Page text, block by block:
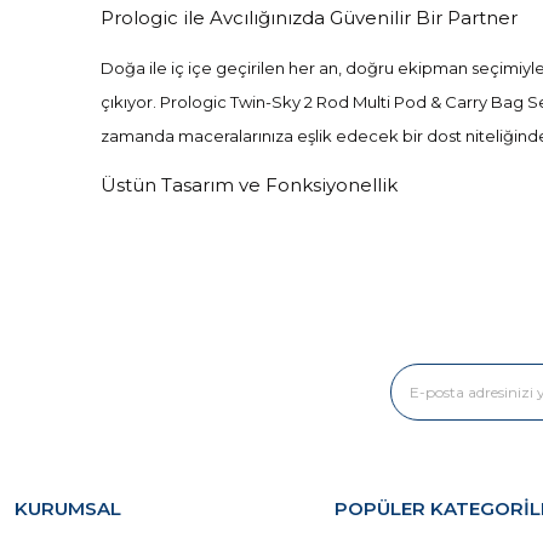
Prologic ile Avcılığınızda Güvenilir Bir Partner
Doğa ile iç içe geçirilen her an, doğru ekipman seçimiyle
çıkıyor. Prologic Twin-Sky 2 Rod Multi Pod & Carry Bag
zamanda maceralarınıza eşlik edecek bir dost
Üstün Tasarım ve Fonksiyonellik
Seyahat ederken ağırlık
Özellikle dış mekan
Çabuk kurulum ve toplama
Harekete Geçmenin Tam Zamanı
KURUMSAL POPÜLER